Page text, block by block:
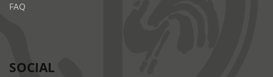
FAQ
SOCIAL